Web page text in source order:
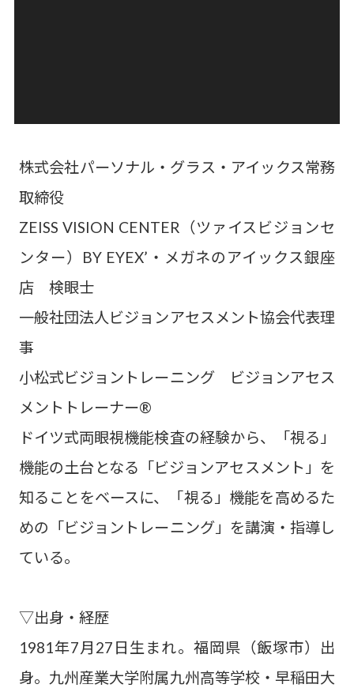
株式会社パーソナル・グラス・アイックス常務
取締役
ZEISS VISION CENTER（ツァイスビジョンセ
ンター）BY EYEX’・メガネのアイックス銀座
店 検眼士
一般社団法人ビジョンアセスメント協会代表理
事
小松式ビジョントレーニング ビジョンアセス
メントトレーナー®
ドイツ式両眼視機能検査の経験から、「視る」
機能の土台となる「ビジョンアセスメント」を
知ることをベースに、「視る」機能を高めるた
めの「ビジョントレーニング」を講演・指導し
ている。
▽出身・経歴
1981年7月27日生まれ。福岡県（飯塚市）出
身。九州産業大学附属九州高等学校・早稲田大